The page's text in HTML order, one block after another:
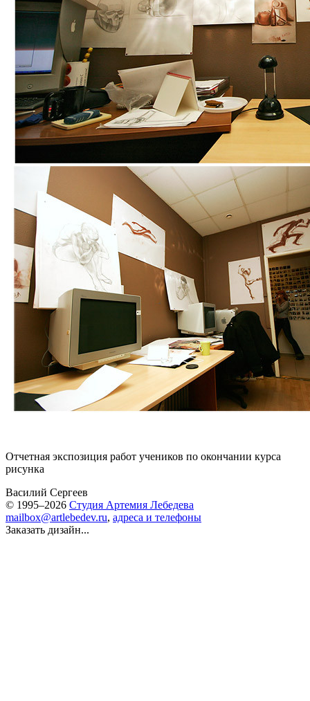
Отчетная экспозиция работ учеников по окончании курса
рисунка
Василий Сергеев
© 1995–2026 Студия Артемия Лебедева
mailbox@artlebedev.ru, адреса и телефоны
Заказать дизайн...